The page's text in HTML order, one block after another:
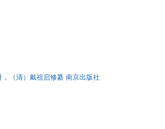
（清）戴祖启修纂 南京出版社